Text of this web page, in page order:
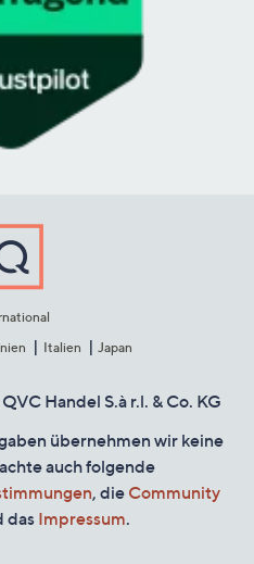
Italien Japan
Handel S.à r.l. & Co. KG
übernehmen wir keine
auch folgende
, die Community
das Impressum.